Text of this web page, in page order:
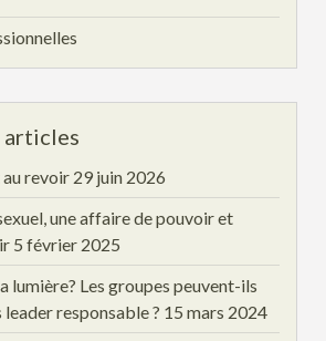
articles
au revoir 29 juin 2026
une affaire de pouvoir et
5 février 2025
lumière? Les groupes peuvent-ils
responsable ? 15 mars 2024